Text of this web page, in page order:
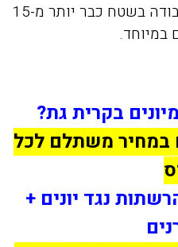
באחריות מלאה, על בסיס עבודה בשטח כבר יותר מ-15
במיוחד.
בקרית גת?
במחיר משתלם לכל
נגד יונים +